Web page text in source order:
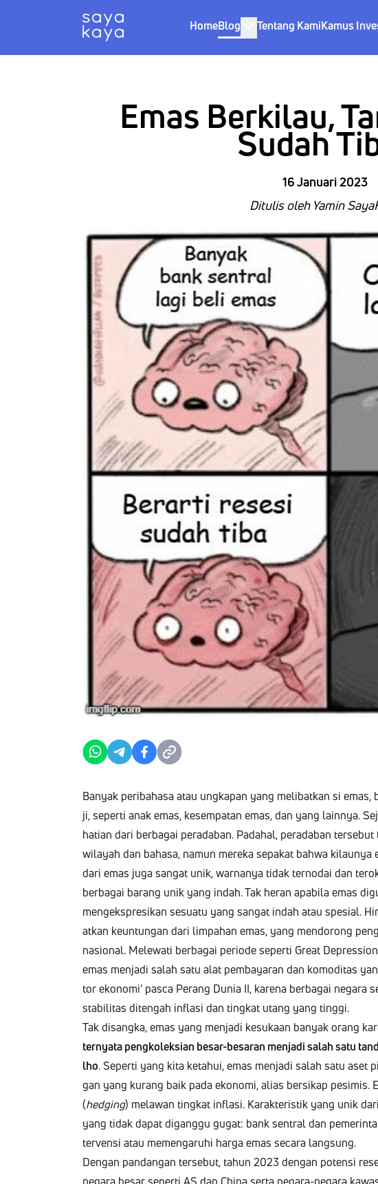
HomeBlog Tentang KamiKamus
Emas Berkilau,
Sudah
16 Januari 2023
Ditulis oleh Yamin
Banyak perib­a­hasa atau ungka­pan yang meli­batkan si
ji, seper­ti anak emas, kesem­patan emas, dan yang lain­nya.
ha­t­ian dari berba­gai per­ad­a­ban. Pada­hal, per­ad­a­ban
wilayah dan bahasa, namun mere­ka sep­a­kat bah­wa
dari emas juga san­gat unik, war­nanya tidak tern­odai dan
berba­gai barang unik yang indah. Tak her­an apa­bi­la emas
mengek­spre­sikan sesu­atu yang san­gat indah atau spe­sial.
atkan keun­tun­gan dari limpa­han emas, yang men­dorong
na­sion­al. Mele­wati berba­gai peri­ode seper­ti Great
emas men­ja­di salah satu alat pem­ba­yaran dan komod­i­tas
tor ekono­mi’ pas­ca Perang Dunia II, kare­na berba­gai negara
sta­bil­i­tas diten­gah inflasi dan tingkat utang yang tinggi.
Tak disang­ka, emas yang men­ja­di kesukaan banyak orang
terny­a­ta pengkolek­sian besar-besaran men­ja­di salah satu
lho. Seper­ti yang kita ketahui, emas men­ja­di salah satu
gan yang kurang baik pada ekono­mi, alias bersikap pes­imis.
(hedg­ing) melawan tingkat inflasi. Karak­ter­is­tik yang unik
yang tidak dap­at digang­gu gugat: bank sen­tral dan
ter­ven­si atau memen­garuhi har­ga emas secara langsung.
Den­gan pan­dan­gan terse­but, tahun 2023 den­gan poten­si